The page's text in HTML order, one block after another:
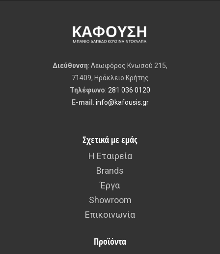
Διεύθυνση: Λεωφόρος Κνωσού 215,
71409, Ηράκλειο Κρήτης
Τηλέφωνο: 281 036 0120
E-mail : info@kafousis.gr
Σχετικά με εμάς
Η Εταιρεία
Brands
Έργα
Showroom
Επικοινωνία
Προϊόντα